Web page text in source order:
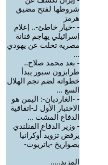
شروطها لفتح مضيق
هرمز
- -خيار خاطئ-.. إعلام
إسرائيلي يهاجم فنانة
مصرية تخلت عن يهودي
...
- بعد محمد صلاح..
طرابزون سبور يبدأ
خطواته لضم نجم الهلال
السع ...
- -الغارديان-: اليمن هو
الاختبار الأول لـ-اتفاقية
الدفاع المشت ...
- وزير الدفاع الفنلندي
يرفض تزويد أوكرانيا
بصواريخ -باتريوت-
المزيد.....